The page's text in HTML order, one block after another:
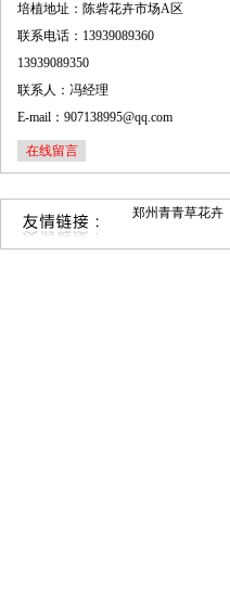
培植地址：陈砦花卉市场A区
联系电话：13939089360
13939089350
联系人：冯经理
E-mail：907138995@qq.com
在线留言
郑州青青草花卉